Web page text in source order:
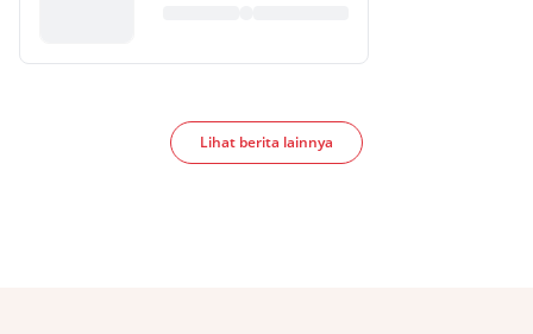
Lihat berita lainnya